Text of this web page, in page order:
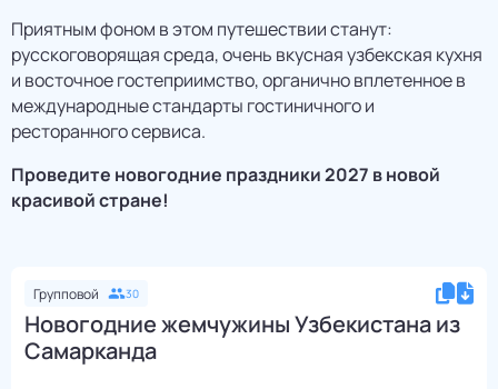
Приятным фоном в этом путешествии станут:
русскоговорящая среда, очень вкусная узбекская кухня
и восточное гостеприимство, органично вплетенное в
международные стандарты гостиничного и
ресторанного сервиса.
Проведите новогодние праздники 2027 в новой
красивой стране!
Групповой 30
Новогодние жемчужины Узбекистана из
Самарканда